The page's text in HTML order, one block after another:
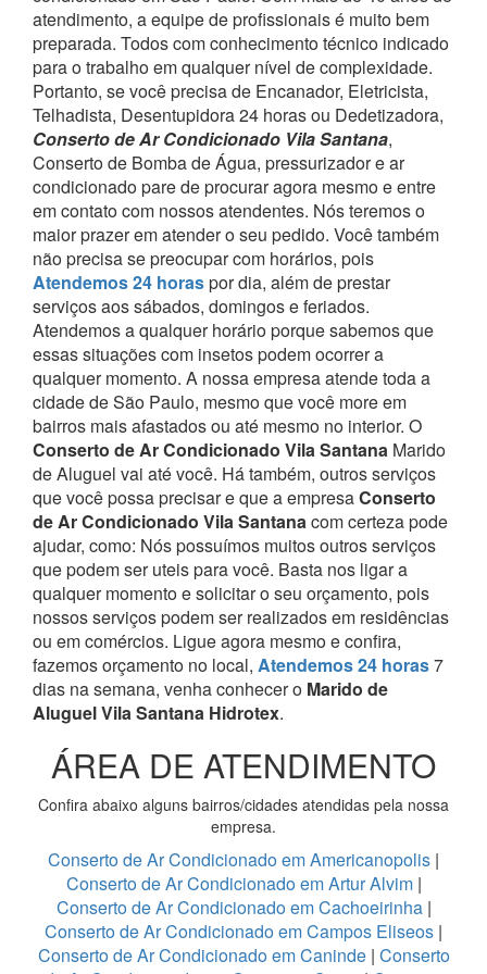
atendimento, a equipe de profissionais é muito bem
preparada. Todos com conhecimento técnico indicado
para o trabalho em qualquer nível de complexidade.
Portanto, se você precisa de Encanador, Eletricista,
Telhadista, Desentupidora 24 horas ou Dedetizadora,
Conserto de Ar Condicionado Vila Santana,
Conserto de Bomba de Água, pressurizador e ar
condicionado pare de procurar agora mesmo e entre
em contato com nossos atendentes. Nós teremos o
maior prazer em atender o seu pedido. Você também
não precisa se preocupar com horários, pois
Atendemos 24 horaspor dia, além de prestar
serviços aos sábados, domingos e feriados.
Atendemos a qualquer horário porque sabemos que
essas situações com insetos podem ocorrer a
qualquer momento. A nossa empresa atende toda a
cidade de São Paulo, mesmo que você more em
bairros mais afastados ou até mesmo no interior. O
Conserto de Ar Condicionado Vila Santana Marido
de Aluguel vai até você. Há também, outros serviços
que você possa precisar e que a empresaConserto
de Ar Condicionado Vila Santanacom certeza pode
ajudar, como: Nós possuímos muitos outros serviços
que podem ser uteis para você. Basta nos ligar a
qualquer momento e solicitar o seu orçamento, pois
nossos serviços podem ser realizados em residências
ou em comércios. Ligue agora mesmo e confira,
fazemos orçamento no local, Atendemos 24 horas7
dias na semana, venha conhecer o Marido de
Aluguel Vila Santana Hidrotex.
ÁREA DE ATENDIMENTO
Confira abaixo alguns bairros/cidades atendidas pela nossa
empresa.
Conserto de Ar Condicionado em Americanopolis |
Conserto de Ar Condicionado em Artur Alvim |
Conserto de Ar Condicionado em Cachoeirinha|
Conserto de Ar Condicionado em Campos Eliseos |
Conserto de Ar Condicionado em Caninde| Conserto